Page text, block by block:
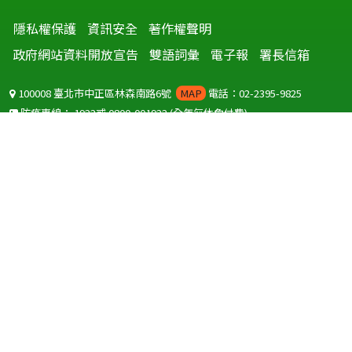
隱私權保護 資訊安全 著作權聲明
政府網站資料開放宣告
雙語詞彙 電子報 署長信箱
100008 臺北市中正區林森南路6號 MAP 電話：02-2395-9825
防疫專線：1922或0800-001922(全年無休免付費)